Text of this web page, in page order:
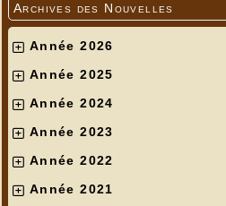
Archives des Nouvelles
Année 2026
Année 2025
Année 2024
Année 2023
Année 2022
Année 2021